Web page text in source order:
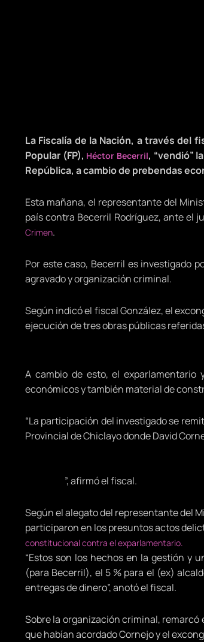
La Fiscalía de la Nación, a través del
Popular (FP), Héctor Becerril, “vendió”
República, a cambio de prebendas
Esta mañana, el representante del
país contra Becerril Rodríguez, ante el
Crimen.
Por este caso, Becerril es investigado
agravado y organización criminal.
Según indicó el fiscal González, el
ejecución de tres obras públicas
A cambio de esto, el
económicos y también material de
“La participación del investigado se
Provincial de Chiclayo donde David
”, afirmó el fiscal.
Según el alegato del representante del
participaron en los presuntos actos
constitucional contra el exparlamentario.
“Estos son los hechos en la gestión y
(para Becerril), el 5 % para el (ex)
entregas de dinero”, anotó el fiscal.
Sobre la organización criminal, remarcó
que habían acordado Cornejo y el